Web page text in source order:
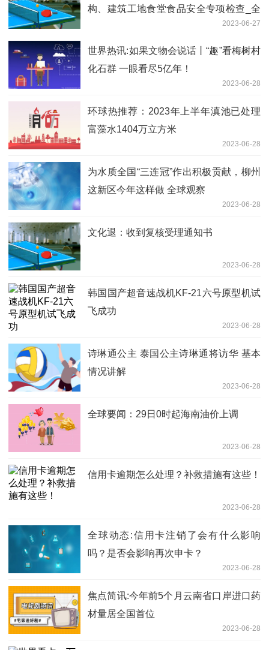
构、建筑工地食堂食品安全专项检查_全
2023-06-27
世界热讯:如果文物会说话丨“趣”看梅树村
化石群 一眼看尽5亿年！
2023-06-28
环球热推荐：2023年上半年滇池已处理
富藻水1404万立方米
2023-06-28
为水质全国“三连冠”作出积极贡献，柳州
这新区今年这样做 全球观察
2023-06-28
文化退：收到复核受理通知书
2023-06-28
韩国国产超音速战机KF-21六号原型机试
飞成功
2023-06-28
诗琳通公主 泰国公主诗琳通将访华 基本
情况讲解
2023-06-28
全球要闻：29日0时起海南油价上调
2023-06-28
信用卡逾期怎么处理？补救措施有这些！
2023-06-28
全球动态:信用卡注销了会有什么影响
吗？是否会影响再次申卡？
2023-06-28
焦点简讯:今年前5个月云南省口岸进口药
材量居全国首位
2023-06-28